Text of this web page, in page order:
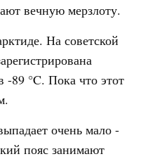
вечную мерзлоту.
На советской
-89 °C. Пока что этот
очень мало -
пояс занимают